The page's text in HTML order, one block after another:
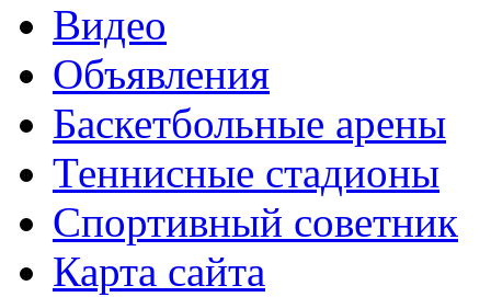
Видео
Объявления
Баскетбольные арены
Теннисные стадионы
Спортивный советник
Карта сайта